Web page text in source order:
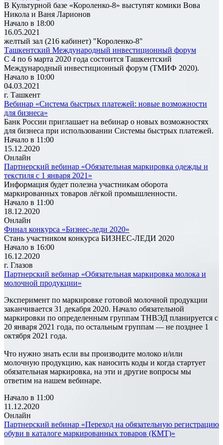
В Культурной базе «Короленко-8» выступят комики Вова
Никола и Ваня Ларионов
Начало в 18:00
16.05.2021
желтый зал (216 кабинет) "Короленко-8"
Ташкентский Международный инвестиционный форум
С 4 по 6 марта 2020 года состоится Ташкентский
Международный инвестиционный форум (ТМИФ 2020).
Начало в 10:00
04.03.2021
г. Ташкент
Вебинар «Система быстрых платежей: новые возможности
для бизнеса»
Банк России приглашает на вебинар о новых возможностях
для бизнеса при использовании Системы быстрых платежей.
Начало в 11:00
15.12.2020
Онлайн
Партнерский вебинар «Обязательная маркировка одежды и
текстиля с 1 января 2021»
Информация будет полезна участникам оборота
маркированных товаров лёгкой промышленности.
Начало в 11:00
18.12.2020
Онлайн
Финал конкурса «Бизнес-леди 2020»
Стань участником конкурса БИЗНЕС-ЛЕДИ 2020
Начало в 16:00
16.12.2020
г. Глазов
Партнерский вебинар «Обязательная маркировка молока и
молочной продукции»
Эксперимент по маркировке готовой молочной продукции
заканчивается 31 декабря 2020. Начало обязательной
маркировки по определенным группам ТНВЭД планируется с
20 января 2021 года, по остальным группам — не позднее 1
октября 2021 года.
Что нужно знать если вы производите молоко и/или
молочную продукцию, как наносить коды и когда стартует
обязательная маркировка, на эти и другие вопросы мы
ответим на нашем вебинаре.
Начало в 11:00
11.12.2020
Онлайн
Партнерский вебинар «Переход на обязательную регистрацию
обуви в каталоге маркированных товаров (КМТ)»